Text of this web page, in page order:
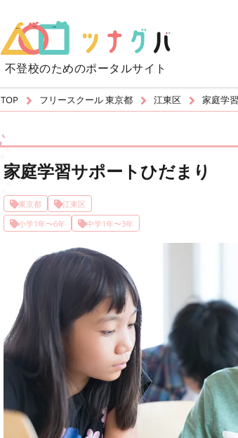
不登校のためのポータルサイト
TOP フリースクール 東京都 江東区 家庭学
家庭学習サポートひだまり
東京都
江東区
小学1年〜6年
中学1年〜3年